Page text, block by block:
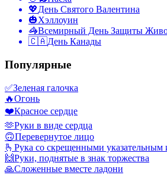
💖День Святого Валентина
🎃Хэллоуин
🦓Всемирный День Защиты
🇨🇦День Канады
Популярные
✅Зеленая галочка
🔥Огонь
❤️Красное сердце
🫶Руки в виде сердца
🙃Перевернутое лицо
🫰 Рука со скрещенными
🙌Руки, поднятые в знак торжества
🙏Сложенные вместе ладони